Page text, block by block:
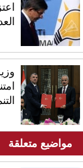
مواضيع متعلقة